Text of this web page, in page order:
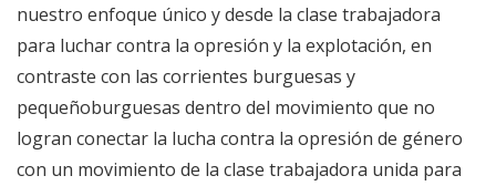
nuestro enfoque único y desde la clase trabajadora
para luchar contra la opresión y la explotación, en
contraste con las corrientes burguesas y
pequeñoburguesas dentro del movimiento que no
logran conectar la lucha contra la opresión de género
con un movimiento de la clase trabajadora unida para